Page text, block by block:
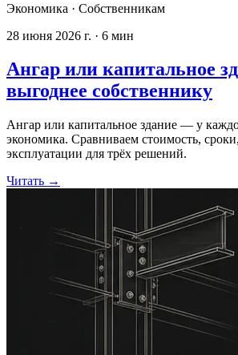
Экономика · Собственникам
28 июня 2026 г. · 6 мин
Ангар или капитальное
выгоднее собственнику
Ангар или капитальное здание — у
экономика. Сравниваем стоимость,
эксплуатации для трёх решений.
Читать →